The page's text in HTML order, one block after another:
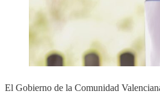
El Gobierno de la Comunidad